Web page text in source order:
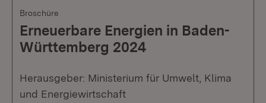
Broschüre
Erneuerbare Energien in Baden-
Württemberg 2024
Herausgeber: Ministerium für Umwelt, Klima
und Energiewirtschaft